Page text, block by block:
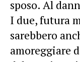
sposo. Al
I due, futura
sarebbero
amoreggiare